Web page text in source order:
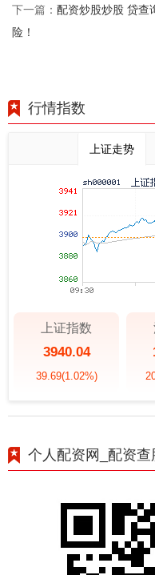
下一篇： 配资炒股炒股 贷查
险！
行情指数
上证走势
上证指数
3940.04
39.69(1.02%)
个人配资网_配资查